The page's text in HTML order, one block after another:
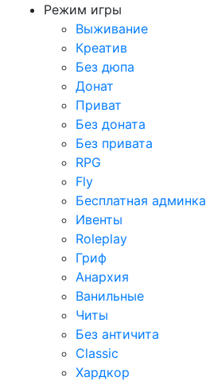
Режим игры
Выживание
Креатив
Без дюпа
Донат
Приват
Без доната
Без привата
RPG
Fly
Бесплатная админка
Ивенты
Roleplay
Гриф
Анархия
Ванильные
Читы
Без античита
Classic
Хардкор